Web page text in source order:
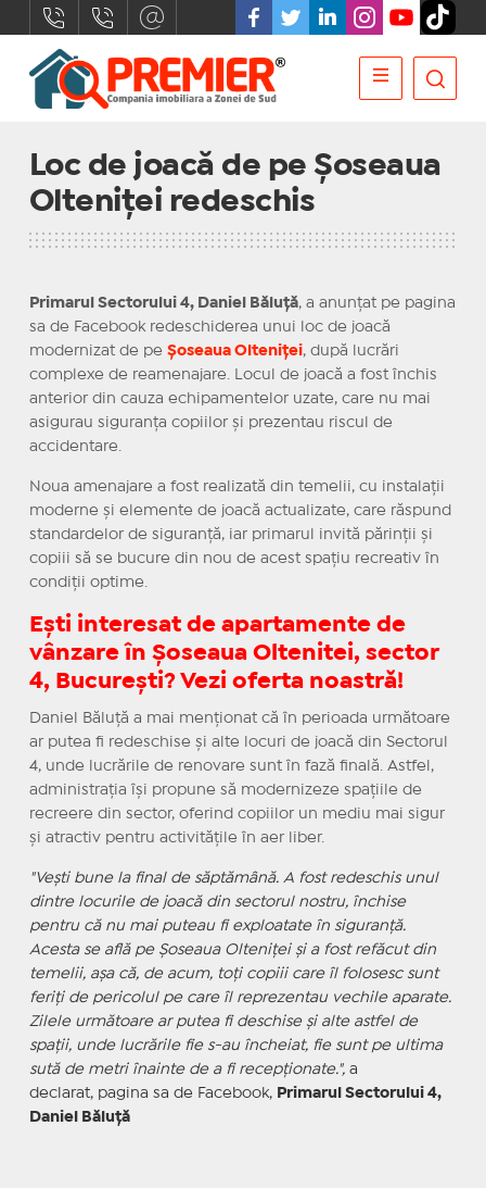
Loc de joacă de pe Șoseaua
Olteniței redeschis
Primarul Sectorului 4, Daniel Băluță, a anunțat pe pagina
sa de Facebook redeschiderea unui loc de joacă
modernizat de pe Șoseaua Olteniței, după lucrări
complexe de reamenajare. Locul de joacă a fost închis
anterior din cauza echipamentelor uzate, care nu mai
asigurau siguranța copiilor și prezentau riscul de
accidentare.
Noua amenajare a fost realizată din temelii, cu instalații
moderne și elemente de joacă actualizate, care răspund
standardelor de siguranță, iar primarul invită părinții și
copiii să se bucure din nou de acest spațiu recreativ în
condiții optime.
Ești interesat de apartamente de
vânzare în Șoseaua Oltenitei, sector
4, București? Vezi oferta noastră!
Daniel Băluță a mai menționat că în perioada următoare
ar putea fi redeschise și alte locuri de joacă din Sectorul
4, unde lucrările de renovare sunt în fază finală. Astfel,
administrația își propune să modernizeze spațiile de
recreere din sector, oferind copiilor un mediu mai sigur
și atractiv pentru activitățile în aer liber.
"Vești bune la final de săptămână. A fost redeschis unul
dintre locurile de joacă din sectorul nostru, închise
pentru că nu mai puteau fi exploatate în siguranță.
Acesta se află pe Șoseaua Olteniței și a fost refăcut din
temelii, așa că, de acum, toți copiii care îl folosesc sunt
feriți de pericolul pe care îl reprezentau vechile aparate.
Zilele următoare ar putea fi deschise și alte astfel de
spații, unde lucrările fie s-au încheiat, fie sunt pe ultima
sută de metri înainte de a fi recepționate.", a
declarat, pagina sa de Facebook, Primarul Sectorului 4,
Daniel Băluță